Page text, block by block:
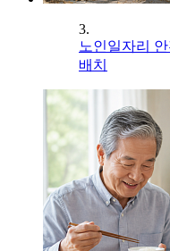
3.
노인일자리
배치